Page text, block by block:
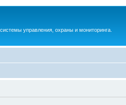
управления, охраны и мониторинга.